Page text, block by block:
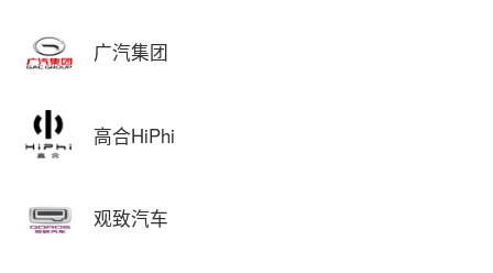
广汽集团
高合HiPhi
观致汽车